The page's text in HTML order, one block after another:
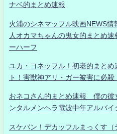
ナベ的まとめ速報
火浦のシネマッフル映画NEWS
人オカマちゃんの鬼女的まとめ
ーハーフ
ユカ・ヨネッフル！初老的まと
ト！害獣神アリ・ガー被害に必
おネコさん的まとめ速報 僕の彼
ンタルメンヘラ電波中年アルバ
スケバン！デカッフルまっくす